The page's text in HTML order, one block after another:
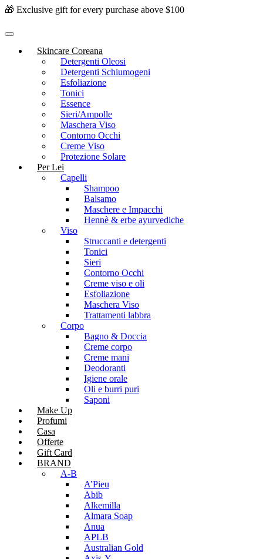
🎁 Exclusive gift for every purchase above $100
Skincare Coreana
Detergenti Oleosi
Detergenti Schiumogeni
Esfoliazione
Tonici
Essence
Sieri/Ampolle
Maschera Viso
Contorno Occhi
Creme Viso
Protezione Solare
Per Lei
Capelli
Shampoo
Balsamo
Maschere e Impacchi
Hennè & erbe ayurvediche
Viso
Struccanti e detergenti
Tonici
Sieri
Contorno Occhi
Creme viso e oli
Esfoliazione
Maschera Viso
Trattamenti labbra
Corpo
Bagno & Doccia
Creme corpo
Creme mani
Deodoranti
Igiene orale
Oli e burri puri
Saponi
Make Up
Profumi
Casa
Offerte
Gift Card
BRAND
A-B
A’Pieu
Abib
Alkemilla
Almara Soap
Anua
APLB
Australian Gold